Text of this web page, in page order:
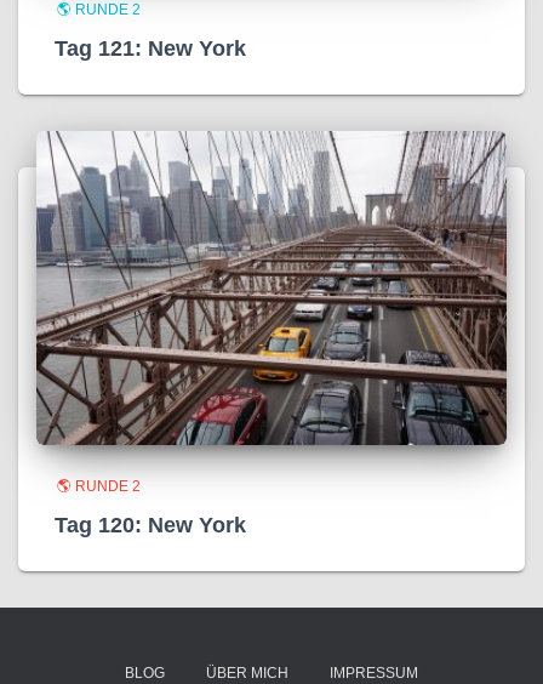
🌎 RUNDE 2
Tag 121: New York
🌎 RUNDE 2
Tag 120: New York
BLOG ÜBER MICH IMPRESSUM